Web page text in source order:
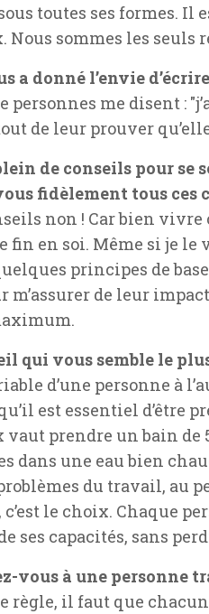
toutes ses formes.
sommes les seuls
a donné l’envie
personnes me disent :
de leur prouver
de conseils pour se
fidèlement tous ces
non ! Car bien
fin en soi. Même si je le
principes de
m’assurer de leur
qui vous semble le
d’une personne à
est essentiel d’être
vaut prendre un bain
dans une eau bien
du travail, au
c’est le choix. Chaque
ses capacités, sans
vous à une personne
règle, il faut que